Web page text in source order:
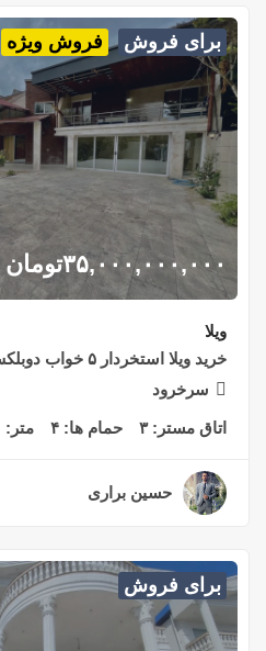
برای فروش فروش ویژه
۳۵,۰۰۰,۰۰۰,۰۰۰تومان
ویلا
خرید ویلا استخردار ۵ خواب دوبلکس
سرخرود
اتاق مستر:۳ حمام ها: ۴ متر:
حسین براری
برای فروش